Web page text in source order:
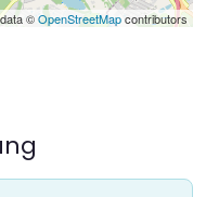
©OpenStreetMapcontributors